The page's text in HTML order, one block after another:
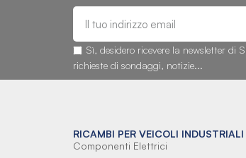
Sì, desidero ricevere la newsletter di
richieste di sondaggi, notizie...
RICAMBI PER VEICOLI INDUSTRIALI
Componenti Elettrici